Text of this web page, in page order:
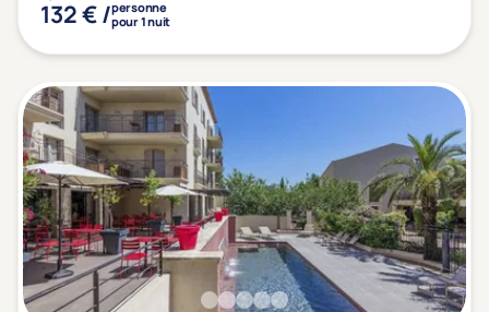
132 € /personne
pour 1 nuit